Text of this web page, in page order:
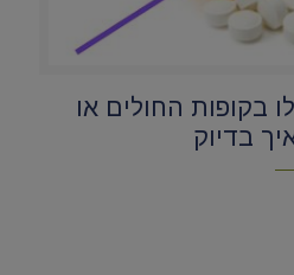
בקופות החולים או
בדיוק